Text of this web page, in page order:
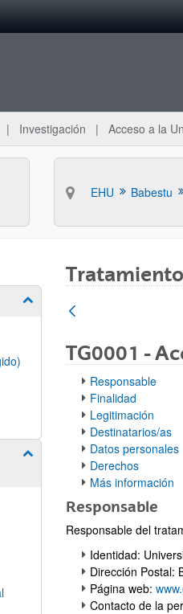
Investigación Acceso a la
EHU Babestu
Mostrar/ocultar subpáginas
Mostrar/ocultar subpáginas
TG0001 -
Responsable
Finalidad
Legitimación
Destinatarios/as
Datos personales
Derechos
Más información
Responsable
Responsable del
Identidad:
Dirección Postal:
Página web:
Contacto de la